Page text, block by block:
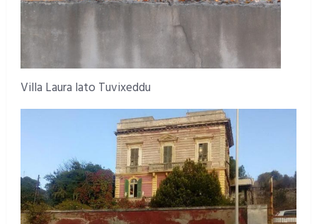
Villa Laura lato Tuvixeddu